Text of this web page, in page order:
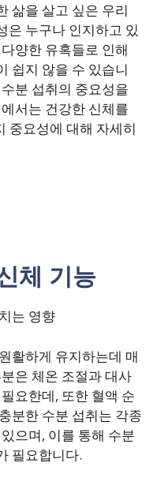
삶을 살고 싶은 우리
은 누구나 인지하고 있
양한 유혹들로 인해
쉽지 않을 수 있습니
분 섭취의 중요성을
서는 건강한 신체를
중요성에 대해 자세히
체 기능
는 영향
활하게 유지하는데 매
은 체온 조절과 대사
요한데, 또한 혈액 순
분한 수분 섭취는 각종
으며, 이를 통해 수분
필요합니다.